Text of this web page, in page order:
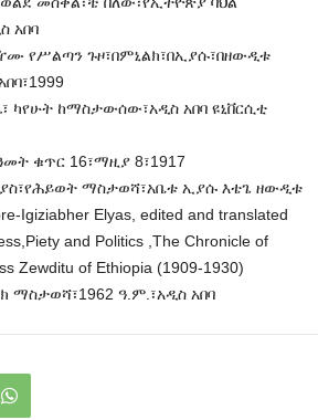
አበባ
የሥልጣን ጉዞ፣በምኒልክ፣በኢያሱ፣በዘውዲቱ
ካየሁት ከማስታውሰው፣አዲስ አበባ ዩኒቨርሲቲ
ቁጥር 16፣ማዚያ 8፣1917
ማስታወሻ፣አቤቱ ኢያሱ እቴጌ ዘውዲቱ
Igiziabher Elyas, edited and translated
and Politics ,The Chronicle of
Zewditu of Ethiopia (1909-1930)
ማስታወሻ፣1962 ዓ.ም.፣አዲስ አበባ